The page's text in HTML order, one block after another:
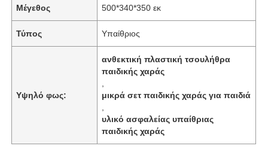
Μέγεθος 500*340*350 εκ
Τύπος Υπαίθριος
Υψηλό φως:
ανθεκτική πλαστική τσουλήθρα
παιδικής χαράς
μικρά σετ παιδικής χαράς για παιδιά
υλικό ασφαλείας υπαίθριας
παιδικής χαράς